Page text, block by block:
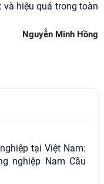
hiệu quả trong toàn
Nguyễn Minh Hồng
tại Việt Nam:
nghiệp Nam Cầu